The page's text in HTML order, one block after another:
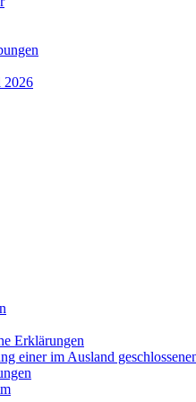
2026
Erklärungen
einer im Ausland